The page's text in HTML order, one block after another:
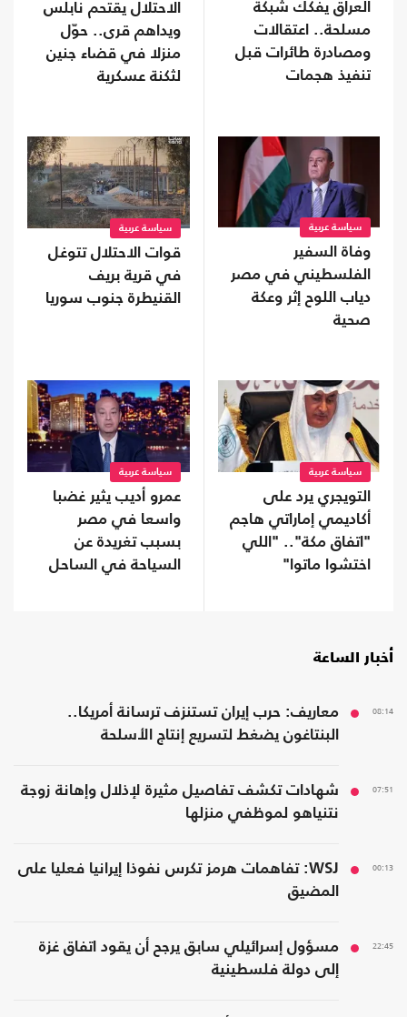
العراق يفكك شبكة
مسلحة.. اعتقالات
ومصادرة طائرات قبل
تنفيذ هجمات
الاحتلال يقتحم نابلس
ويداهم قرى.. حوّل
منزلا في قضاء جنين
لثكنة عسكرية
سياسة عربية
وفاة السفير
الفلسطيني في مصر
دياب اللوح إثر وعكة
صحية
سياسة عربية
قوات الاحتلال تتوغل
في قرية بريف
القنيطرة جنوب سوريا
سياسة عربية
التويجري يرد على
أكاديمي إماراتي هاجم
"اتفاق مكة".. "اللي
اختشوا ماتوا"
سياسة عربية
عمرو أديب يثير غضبا
واسعا في مصر
بسبب تغريدة عن
السياحة في الساحل
أخبار الساعة
08:14
معاريف: حرب إيران تستنزف ترسانة أمريكا..
البنتاغون يضغط لتسريع إنتاج الأسلحة
07:51
شهادات تكشف تفاصيل مثيرة لإذلال وإهانة زوجة
نتنياهو لموظفي منزلها
00:13
WSJ: تفاهمات هرمز تكرس نفوذا إيرانيا فعليا على
المضيق
22:45
مسؤول إسرائيلي سابق يرجح أن يقود اتفاق غزة
إلى دولة فلسطينية